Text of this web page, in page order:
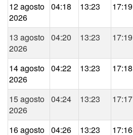
12 agosto
2026
04:18 13:23 17:19
13 agosto
2026
04:20 13:23 17:19
14 agosto
2026
04:22 13:23 17:18
15 agosto
2026
04:24 13:23 17:17
16 agosto 04:26 13:23 17:16